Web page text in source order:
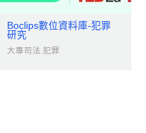
Boclips數位資料庫-犯罪
研究
大專司法.犯罪